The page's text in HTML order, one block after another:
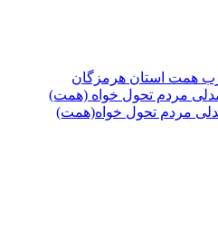
همت استان هرمزگان
مردم تحول خواه (همت)
مردم تحول خواه(همت)